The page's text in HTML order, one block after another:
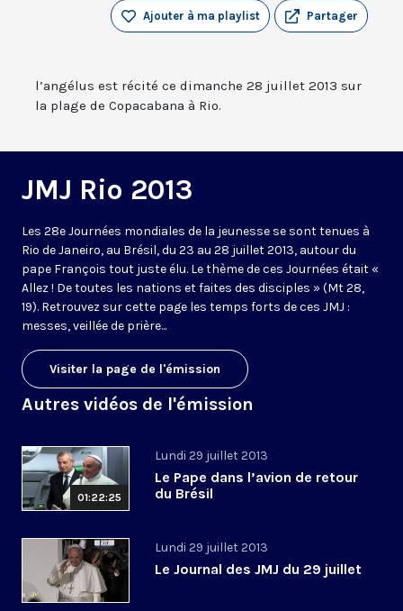
Partager
Ajouter à ma playlist
l’angélus est récité ce dimanche 28 juillet 2013 sur
la plage de Copacabana à Rio.
JMJ Rio 2013
Les 28e Journées mondiales de la jeunesse se sont tenues à
Rio de Janeiro, au Brésil, du 23 au 28 juillet 2013, autour du
pape François tout juste élu. Le thème de ces Journées était «
Allez ! De toutes les nations et faites des disciples » (Mt 28,
19). Retrouvez sur cette page les temps forts de ces JMJ :
messes, veillée de prière...
Visiter la page de l'émission
Autres vidéos de l'émission
01:22:25
Lundi 29 juillet 2013
Le Pape dans l’avion de retour
du Brésil
Lundi 29 juillet 2013
Le Journal des JMJ du 29 juillet